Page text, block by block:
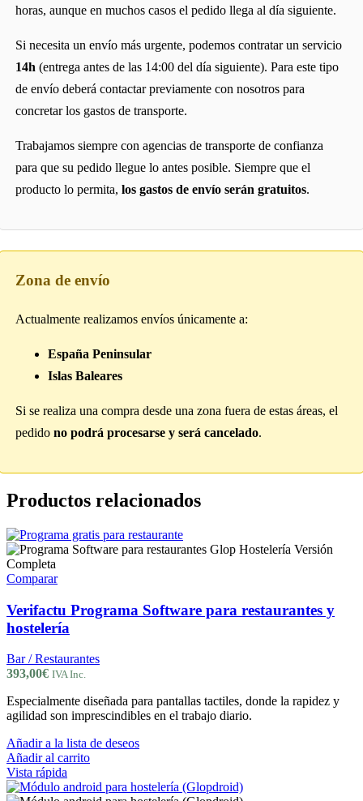
horas, aunque en muchos casos el pedido llega al día siguiente.
Si necesita un envío más urgente, podemos contratar un servicio
14h (entrega antes de las 14:00 del día siguiente). Para este tipo
de envío deberá contactar previamente con nosotros para
concretar los gastos de transporte.
Trabajamos siempre con agencias de transporte de confianza
para que su pedido llegue lo antes posible. Siempre que el
producto lo permita, los gastos de envío serán gratuitos.
Zona de envío
Actualmente realizamos envíos únicamente a:
España Peninsular
Islas Baleares
Si se realiza una compra desde una zona fuera de estas áreas, el
pedido no podrá procesarse y será cancelado.
Productos relacionados
Comparar
Verifactu Programa Software para restaurantes y
hostelería
Bar / Restaurantes
393,00€ IVA Inc.
Especialmente diseñada para pantallas tactiles, donde la rapidez y
agilidad son imprescindibles en el trabajo diario.
Añadir a la lista de deseos
Añadir al carrito
Vista rápida